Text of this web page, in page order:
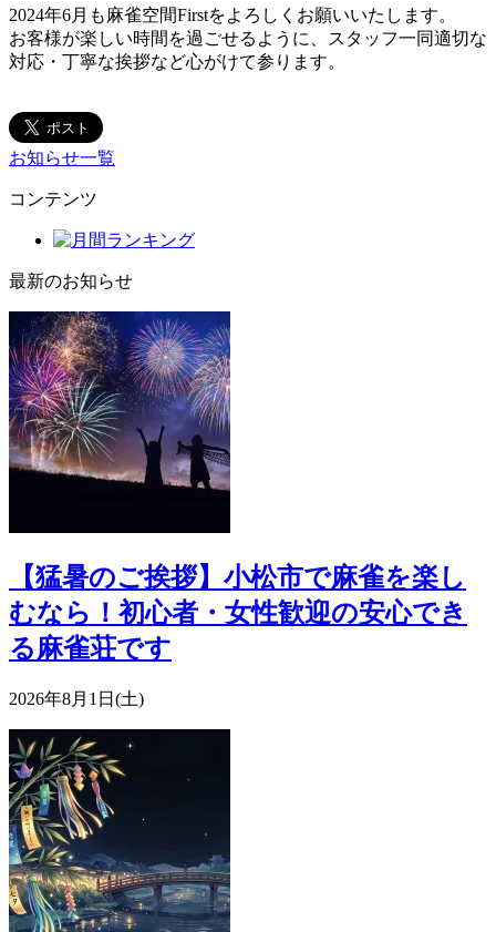
2024年6月も麻雀空間Firstをよろしくお願いいたします。
お客様が楽しい時間を過ごせるように、スタッフ一同適切な
対応・丁寧な挨拶など心がけて参ります。
お知らせ一覧
コンテンツ
最新のお知らせ
【猛暑のご挨拶】小松市で麻雀を楽し
むなら！初心者・女性歓迎の安心でき
る麻雀荘です
2026年8月1日(土)